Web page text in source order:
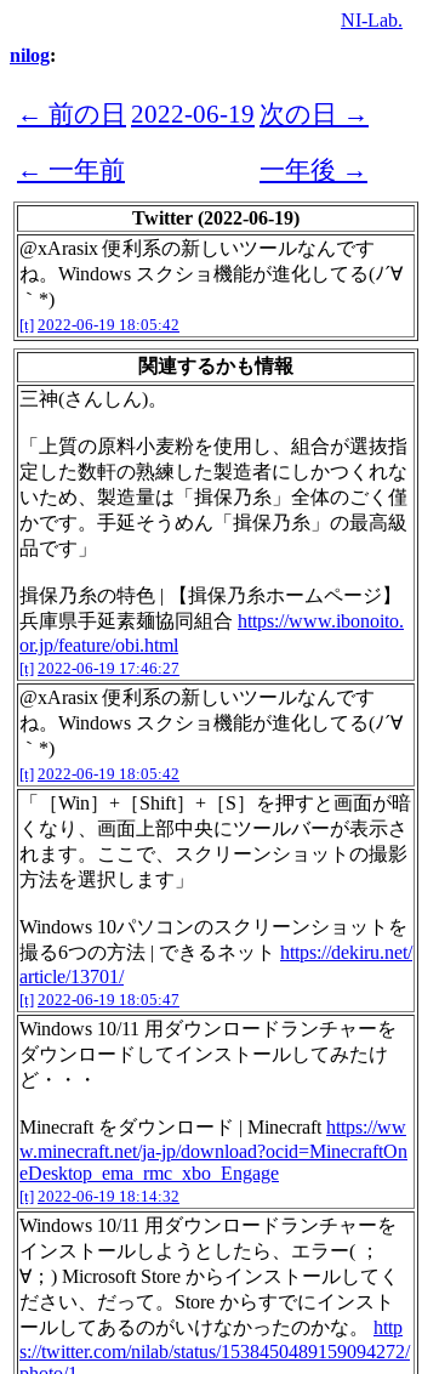
NI-Lab.
nilog:
← 前の日 2022-06-19 次の日 →
← 一年前
一年後 →
Twitter (2022-06-19)
@xArasix 便利系の新しいツールなんです
ね。Windows スクショ機能が進化してる(ﾉ´∀
｀*)
[t] 2022-06-19 18:05:42
関連するかも情報
三神(さんしん)。
「上質の原料小麦粉を使用し、組合が選抜指
定した数軒の熟練した製造者にしかつくれな
いため、製造量は「揖保乃糸」全体のごく僅
かです。手延そうめん「揖保乃糸」の最高級
品です」
揖保乃糸の特色 | 【揖保乃糸ホームページ】
兵庫県手延素麺協同組合 https://www.ibonoito.
or.jp/feature/obi.html
[t] 2022-06-19 17:46:27
@xArasix 便利系の新しいツールなんです
ね。Windows スクショ機能が進化してる(ﾉ´∀
｀*)
[t] 2022-06-19 18:05:42
「［Win］+［Shift］+［S］を押すと画面が暗
くなり、画面上部中央にツールバーが表示さ
れます。ここで、スクリーンショットの撮影
方法を選択します」
Windows 10パソコンのスクリーンショットを
撮る6つの方法 | できるネット https://dekiru.net/
article/13701/
[t] 2022-06-19 18:05:47
Windows 10/11 用ダウンロードランチャーを
ダウンロードしてインストールしてみたけ
ど・・・
Minecraft をダウンロード | Minecrafthttps://ww
w.minecraft.net/ja-jp/download?ocid=MinecraftOn
eDesktop_ema_rmc_xbo_Engage
[t] 2022-06-19 18:14:32
Windows 10/11 用ダウンロードランチャーを
インストールしようとしたら、エラー( ；
∀；) Microsoft Store からインストールしてく
ださい、だって。Store からすでにインスト
ールしてあるのがいけなかったのかな。 http
s://twitter.com/nilab/status/1538450489159094272/